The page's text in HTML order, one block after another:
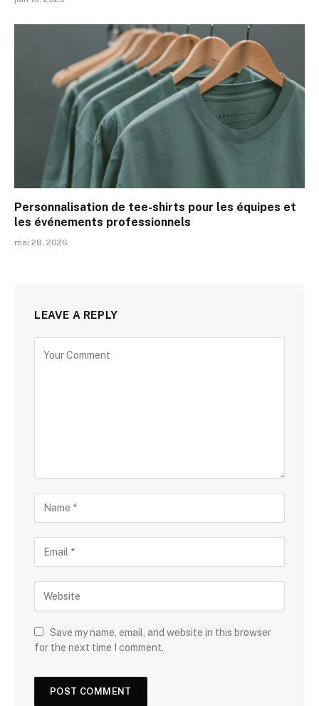
Personnalisation de tee-shirts pour les équipes et
les événements professionnels
mai 28, 2026
LEAVE A REPLY
Save my name, email, and website in this browser
for the next time I comment.